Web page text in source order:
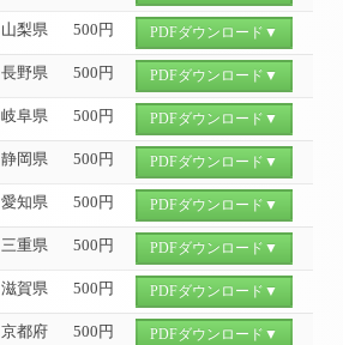
山梨県 500円 PDFダウンロード▼
長野県 500円 PDFダウンロード▼
岐阜県 500円 PDFダウンロード▼
静岡県 500円 PDFダウンロード▼
愛知県 500円 PDFダウンロード▼
三重県 500円 PDFダウンロード▼
滋賀県 500円 PDFダウンロード▼
京都府 500円 PDFダウンロード▼